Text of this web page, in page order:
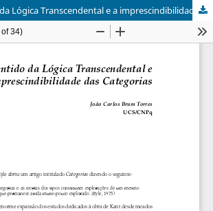
Sobre o sentido da Lógica Transcendental e a imprescindibilidade das categorias